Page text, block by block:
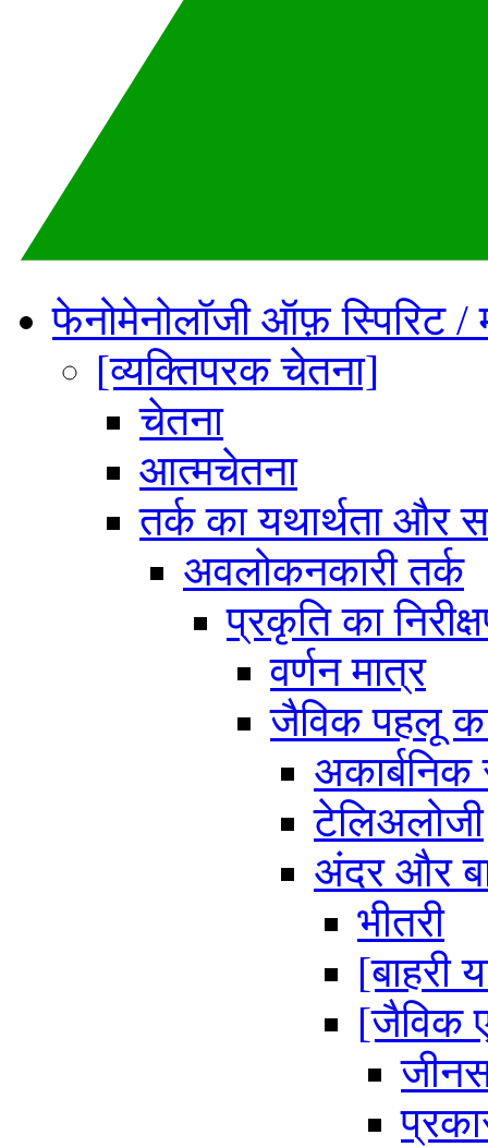
फेनोमेनोलॉजी ऑफ़ स्पिरिट /
[व्यक्तिपरक चेतना]
चेतना
आत्मचेतना
तर्क का यथार्थता और
अवलोकनकारी तर्क
प्रकृति का
वर्णन मात्र
जैविक पहलू
टेलिअलोजी
अंदर और
भीतरी
[बाहरी
[जैविक